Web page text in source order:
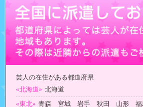
芸人の在住がある都道府県
«北海道» 北海道
«東北» 青森 宮城 岩手 秋田 山形 福